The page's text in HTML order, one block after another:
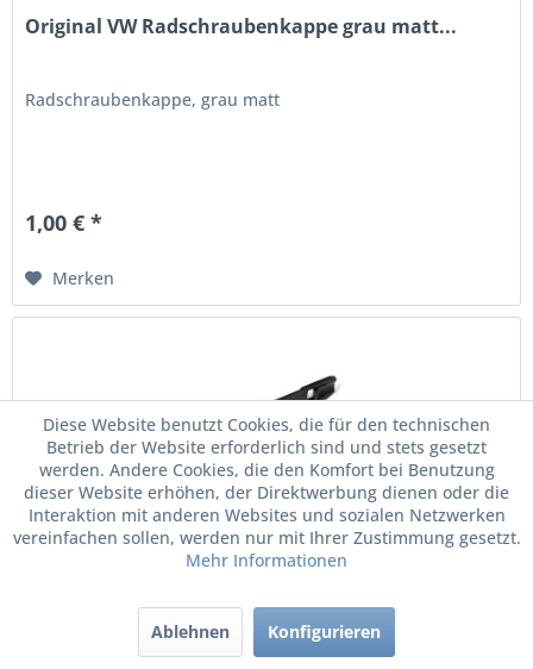
Original VW Radschraubenkappe grau matt...
Radschraubenkappe, grau matt
1,00 € *
Merken
Diese Website benutzt Cookies, die für den technischen
Betrieb der Website erforderlich sind und stets gesetzt
werden. Andere Cookies, die den Komfort bei Benutzung
dieser Website erhöhen, der Direktwerbung dienen oder die
Interaktion mit anderen Websites und sozialen Netzwerken
vereinfachen sollen, werden nur mit Ihrer Zustimmung gesetzt.
Mehr Informationen
Ablehnen Konfigurieren